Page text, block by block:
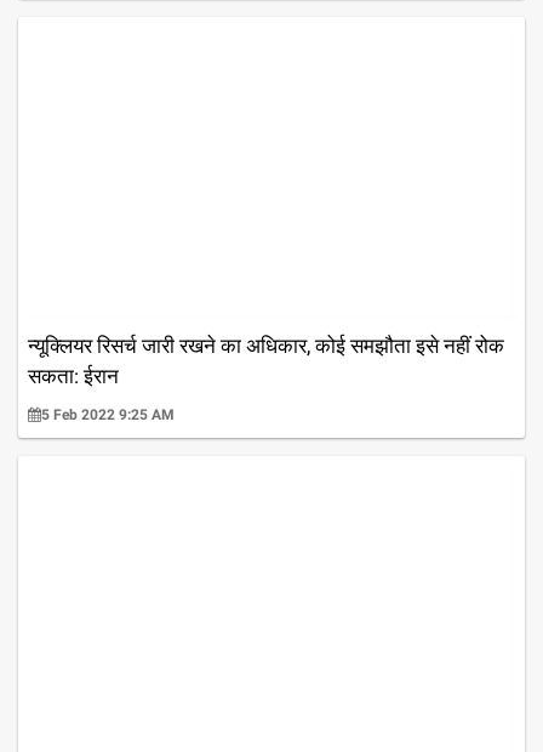
न्यूक्लियर रिसर्च जारी रखने का अधिकार, कोई समझौता इसे नहीं रोक
सकता: ईरान
5 Feb 2022 9:25 AM